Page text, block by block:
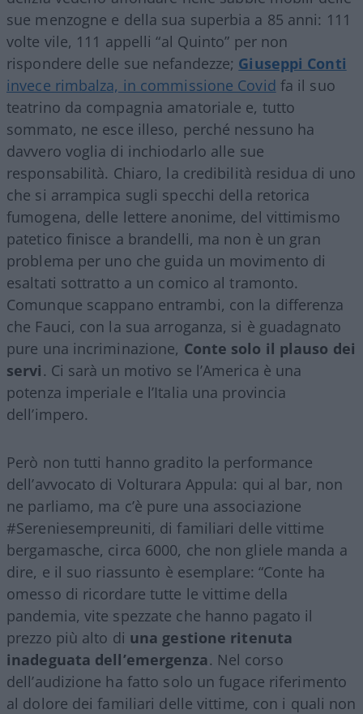
sue menzogne e della sua superbia a 85 anni: 111
volte vile, 111 appelli “al Quinto” per non
rispondere delle sue nefandezze; Giuseppi Conti
invece rimbalza, in commissione Covid fa il suo
teatrino da compagnia amatoriale e, tutto
sommato, ne esce illeso, perché nessuno ha
davvero voglia di inchiodarlo alle sue
responsabilità. Chiaro, la credibilità residua di uno
che si arrampica sugli specchi della retorica
fumogena, delle lettere anonime, del vittimismo
patetico finisce a brandelli, ma non è un gran
problema per uno che guida un movimento di
esaltati sottratto a un comico al tramonto.
Comunque scappano entrambi, con la differenza
che Fauci, con la sua arroganza, si è guadagnato
pure una incriminazione, Conte solo il plauso dei
servi. Ci sarà un motivo se l’America è una
potenza imperiale e l’Italia una provincia
dell’impero.
Però non tutti hanno gradito la performance
dell’avvocato di Volturara Appula: qui al bar, non
ne parliamo, ma c’è pure una associazione
#Sereniesempreuniti, di familiari delle vittime
bergamasche, circa 6000, che non gliele manda a
dire, e il suo riassunto è esemplare: “Conte ha
omesso di ricordare tutte le vittime della
pandemia, vite spezzate che hanno pagato il
prezzo più alto di una gestione ritenuta
inadeguata dell’emergenza. Nel corso
dell’audizione ha fatto solo un fugace riferimento
al dolore dei familiari delle vittime, con i quali non